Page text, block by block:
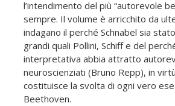
l’intendimento del più “autorevole
sempre. Il volume è arricchito da
indagano il perché Schnabel sia
grandi quali Pollini, Schiff e del
interpretativa abbia attratto
neuroscienziati (Bruno Repp), in
costituisce la svolta di ogni vero
Beethoven.